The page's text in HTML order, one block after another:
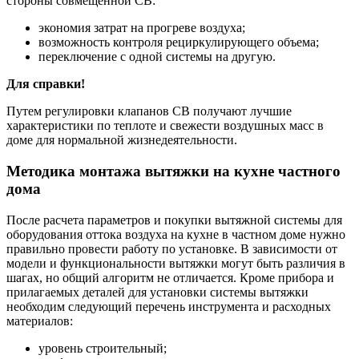
экономия затрат на прогреве воздуха;
возможность контроля рециркулирующего объема;
переключение с одной системы на другую.
Для справки!
Путем регулировки клапанов СВ получают лучшие
характеристики по теплоте и свежести воздушных масс в
доме для нормальной жизнедеятельности.
Методика монтажа вытяжки на кухне частного
дома
После расчета параметров и покупки вытяжной системы для
оборудования оттока воздуха на кухне в частном доме нужно
правильно провести работу по установке. В зависимости от
модели и функциональности вытяжки могут быть различия в
шагах, но общий алгоритм не отличается. Кроме прибора и
прилагаемых деталей для установки системы вытяжки
необходим следующий перечень инструмента и расходных
материалов:
уровень строительный;